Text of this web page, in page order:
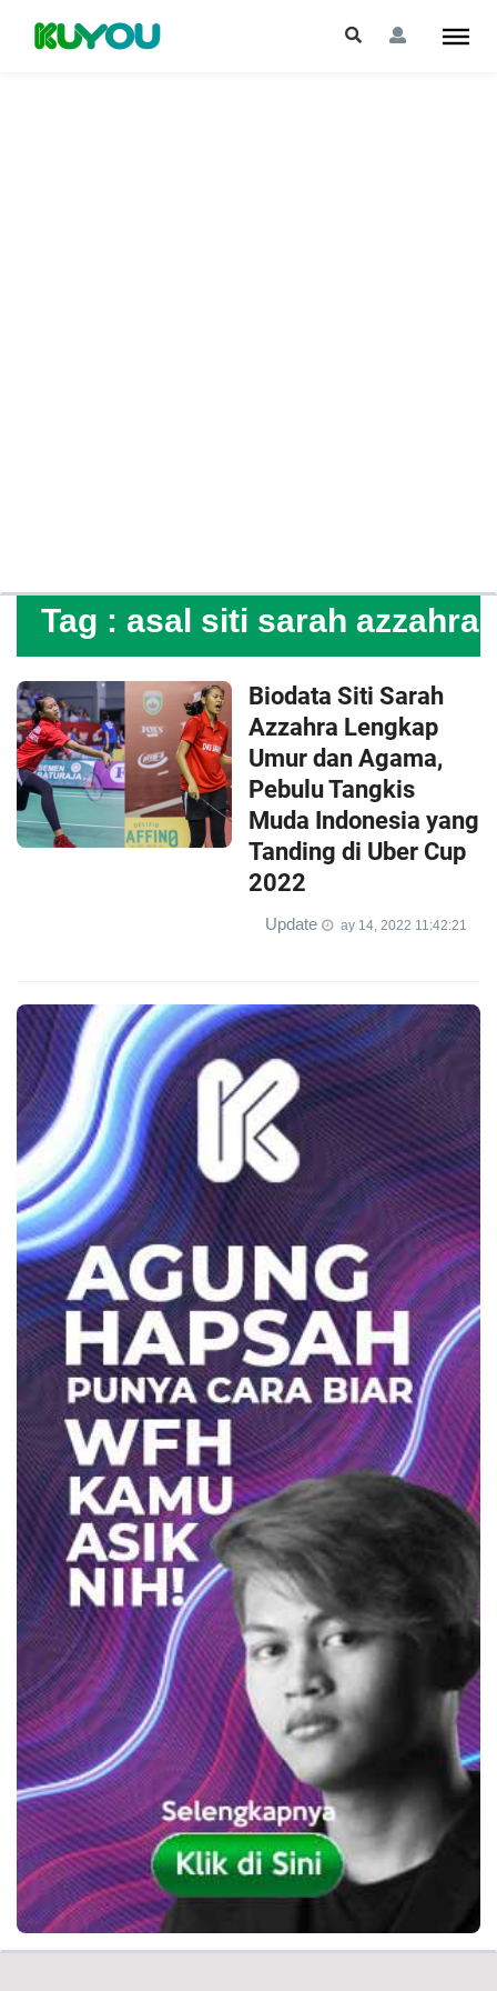
Tag : asal siti sarah azzahra
Biodata Siti Sarah
Azzahra Lengkap
Umur dan Agama,
Pebulu Tangkis
Muda Indonesia yang
Tanding di Uber Cup
2022
Update ay 14, 2022 11:42:21